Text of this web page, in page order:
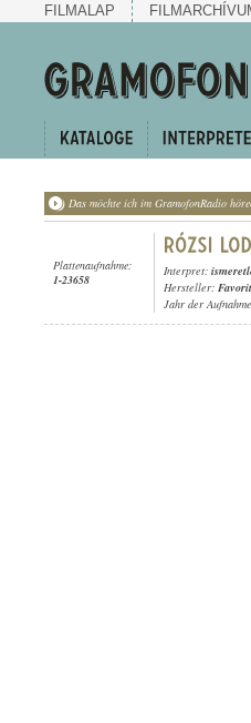
FILMALAP
Das möchte ich im GramofonRadio
Plattenaufnahme:
1-23658
Interpret:
Hersteller:
Jahr der